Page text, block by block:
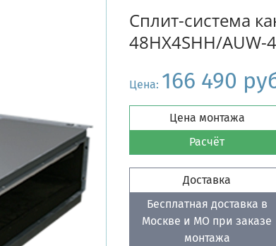
Сплит-система
48HX4SHH/AUW-
Цена: 166 490
Цена монтажа
Расчёт
Доставка
Бесплатная доставка в
Москве и МО при заказе
монтажа